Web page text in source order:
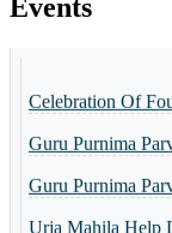
Shri Ramlala Pran
नैैपुुण्य शिविर
Guru Purnima
Events
Guru Purnima
Guru Purnima
Urja Mahila Help